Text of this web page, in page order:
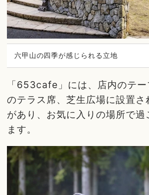
六甲山の四季が感じられる立地
「653cafe」には、店内のテ
のテラス席、芝生広場に設置さ
があり、お気に入りの場所で過
ます。